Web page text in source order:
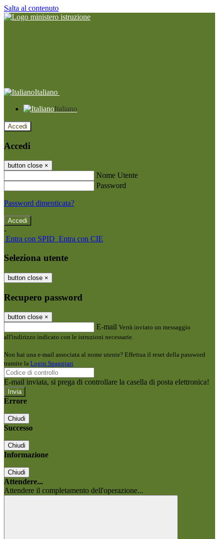
Salta al contenuto
Italiano
Italiano
Accedi
Accedi
button close ×
Nome Utente
Password
Password dimenticata?
-
Entra con SPID Entra con CIE
Seleziona utente
button close ×
Recupero password
button close ×
E-mail Verrà inviato un messaggio
all'indirizzo indicato con le istruzioni necessarie.
Non hai una e-mail associata al nome utente? Effettua il reset della password
tramite la Login Spaggiari
E-mail inviata, si prega di controllare la casella di posta elettronica!
Errore
Chiudi
Successo
Chiudi
Informazione
Chiudi
Attendere...
Attendere il completamento dell'operazione...